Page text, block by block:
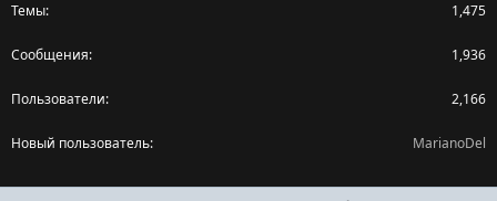
Темы 1,475
Сообщения 1,936
Пользователи 2,166
Новый пользователь MarianoDel